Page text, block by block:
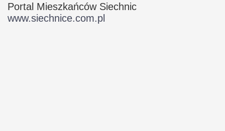
Portal Mieszkańców Siechnic
www.siechnice.com.pl